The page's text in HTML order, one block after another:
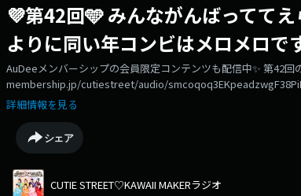
💜第42回🩵 みんながんばってて
よりに同い年コンビはメロメロ
AuDeeメンバーシップの会員限定コンテンツも配信中✨️ 第42
membership.jp/cutiestreet/audio/
して「きゅーラジ」✨️原宿から世界へ！“KAWAIIMAKER”である
へ発信していくラジオ番組です！第42回を担当するのは…💜真
BEST ALBUM』はチェックしてくれていますか？？あらため
がんばってます！」がんばりやさんのきゅーてすとがいっぱ
しである「あやの」をぜひ活用して近づいて…！？最近デジ
ントをもらったみゆちゃんも始めちゃう！？新体操を一生懸命
詳細情報を見る
シェア
CUTIE STREET♡KAWAII MAKERラジオ